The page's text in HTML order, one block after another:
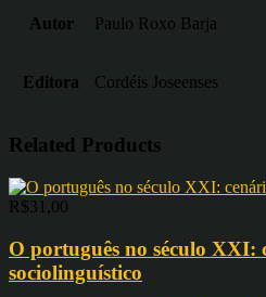
Autor Paulo Roxo Barja
Editora Cordéis Joseenses
Related Products
R$31,00
O português no século XXI:
sociolinguístico